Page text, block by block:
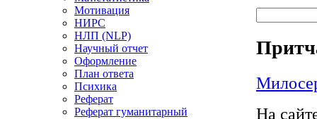
Мотивация
НИРС
НЛП (NLP)
Научный отчет
Оформление
План ответа
Психика
Реферат
Реферат гуманитарный
Поиск
На